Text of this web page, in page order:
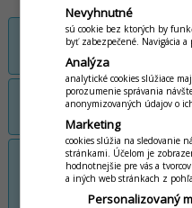
Kampaň:
online registráciu
Kampaň:
prvú objednávku
Kampaň: Zľavový
zľava na všetky
burgerov)
Nevyhnutné
sú cookie bez ktorých by
byť zabezpečené. Navigácia
Analýza
analytické cookies slúžiace
porozumenie správania
anonymizovaných údajov o
Marketing
cookies slúžia na sledovanie
stránkami. Účelom je
hodnotnejšie pre vás a
a iných web stránkach z
Personalizovaný